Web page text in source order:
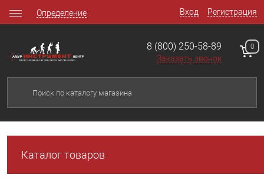
Вход Регистрация
Определение
8 (800) 250-58-89
Заказать звонок
0
Каталог товаров